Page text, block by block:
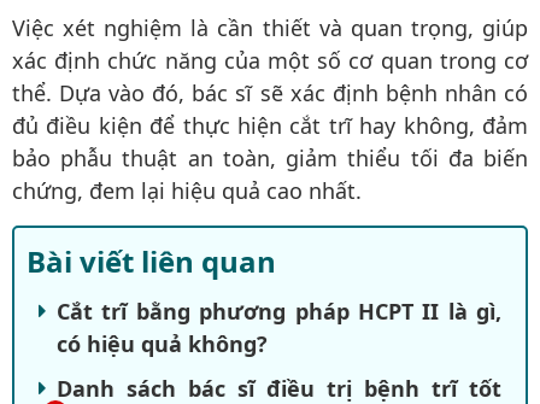
Việc xét nghiệm là cần thiết và quan trọng, giúp
xác định chức năng của một số cơ quan trong cơ
thể. Dựa vào đó, bác sĩ sẽ xác định bệnh nhân có
đủ điều kiện để thực hiện cắt trĩ hay không, đảm
bảo phẫu thuật an toàn, giảm thiểu tối đa biến
chứng, đem lại hiệu quả cao nhất.
Bài viết liên quan
Cắt trĩ bằng phương pháp HCPT II là gì,
có hiệu quả không?
Danh sách bác sĩ điều trị bệnh trĩ tốt